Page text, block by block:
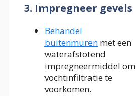
3. Impregneer gevels
Behandel
buitenmuren met een
waterafstotend
impregneermiddel om
vochtinfiltratie te
voorkomen.